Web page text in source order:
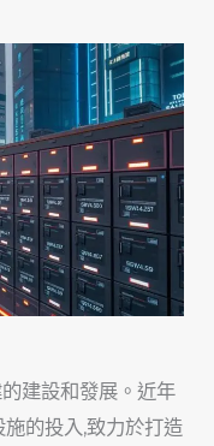
建設和發展。近年
的投入,致力於打造